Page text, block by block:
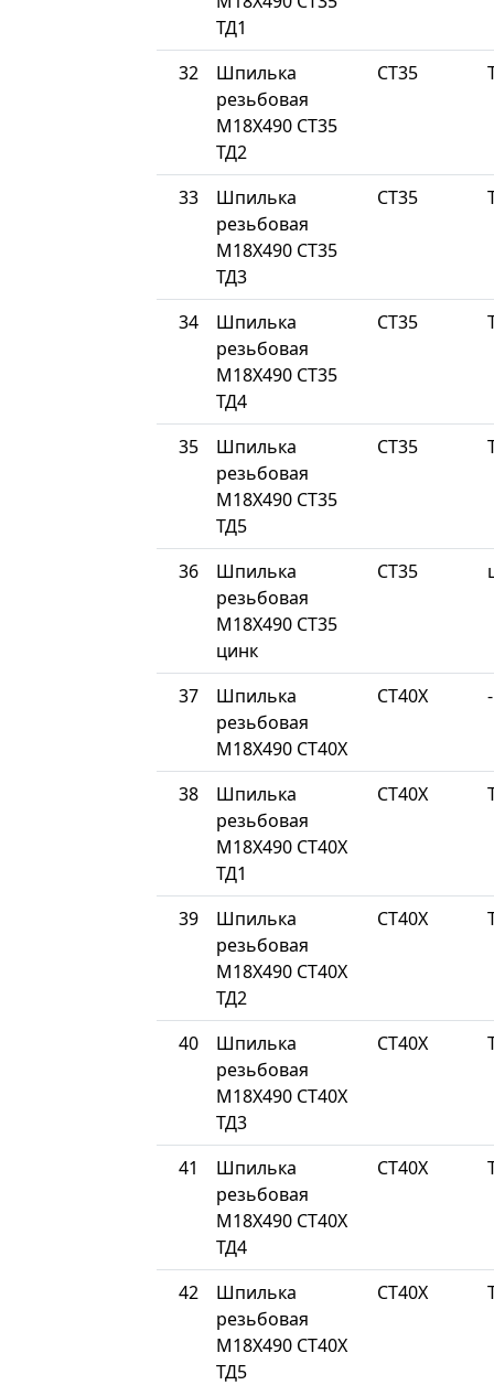
ТД1
32
Шпилька
резьбовая
М18Х490 СТ35
ТД2
СТ35
33
Шпилька
резьбовая
М18Х490 СТ35
ТД3
СТ35
34
Шпилька
резьбовая
М18Х490 СТ35
ТД4
СТ35
35
Шпилька
резьбовая
М18Х490 СТ35
ТД5
СТ35
36
Шпилька
резьбовая
М18Х490 СТ35
цинк
СТ35
37
Шпилька
резьбовая
М18Х490 СТ40Х
СТ40Х -
38
Шпилька
резьбовая
М18Х490 СТ40Х
ТД1
СТ40Х
39
Шпилька
резьбовая
М18Х490 СТ40Х
ТД2
СТ40Х
40
Шпилька
резьбовая
М18Х490 СТ40Х
ТД3
СТ40Х
41
Шпилька
резьбовая
М18Х490 СТ40Х
ТД4
СТ40Х
42
Шпилька
резьбовая
М18Х490 СТ40Х
ТД5
СТ40Х